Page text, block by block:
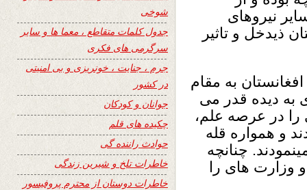
نیروهای
ذیدخل و تاثیر
به مقام
به دیده قدر می
را در عرصه علم،
و همواره قله
چنانچه
وزارت های را
شوخی
جدول کلمات متقاطع ، معما ها و سایر
سرگرمی های فکری
جرم ، جنایت ، خونریزی و بی امنیتی
در کشور
جوانان و کودکان
چکیده های قلم
حوادث راننده گی
خاطرات تلخ و شیرین زندگی
خاطرات دوستان از محترم پروفیسور